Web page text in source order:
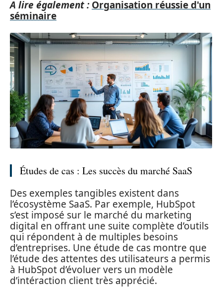
A lire également : Organisation réussie d'un
séminaire
Études de cas : Les succès du marché SaaS
Des exemples tangibles existent dans
l’écosystème SaaS. Par exemple, HubSpot
s’est imposé sur le marché du marketing
digital en offrant une suite complète d’outils
qui répondent à de multiples besoins
d’entreprises. Une étude de cas montre que
l’étude des attentes des utilisateurs a permis
à HubSpot d’évoluer vers un modèle
d’intéraction client très apprécié.